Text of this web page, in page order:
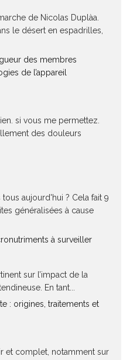
de Nicolas Duplàa.
le désert en espadrilles,
des membres
de l’appareil
si vous me permettez.
des douleurs
aujourd'hui ? Cela fait 9
généralisées à cause
à surveiller
sur l’impact de la
En tant...
: origines, traitements et
et complet, notamment sur